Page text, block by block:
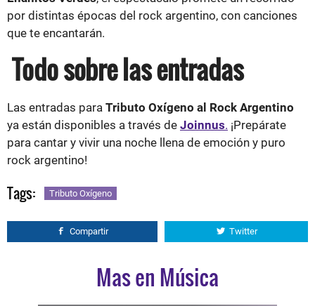
por distintas épocas del rock argentino, con canciones
que te encantarán.
Todo sobre las entradas
Las entradas para Tributo Oxígeno al Rock Argentino
ya están disponibles a través de
Joinnus
¡Prepárate
para cantar y vivir una noche llena de emoción y puro
rock argentino!
Tags: Tributo Oxígeno
Compartir Twitter
Mas en Música